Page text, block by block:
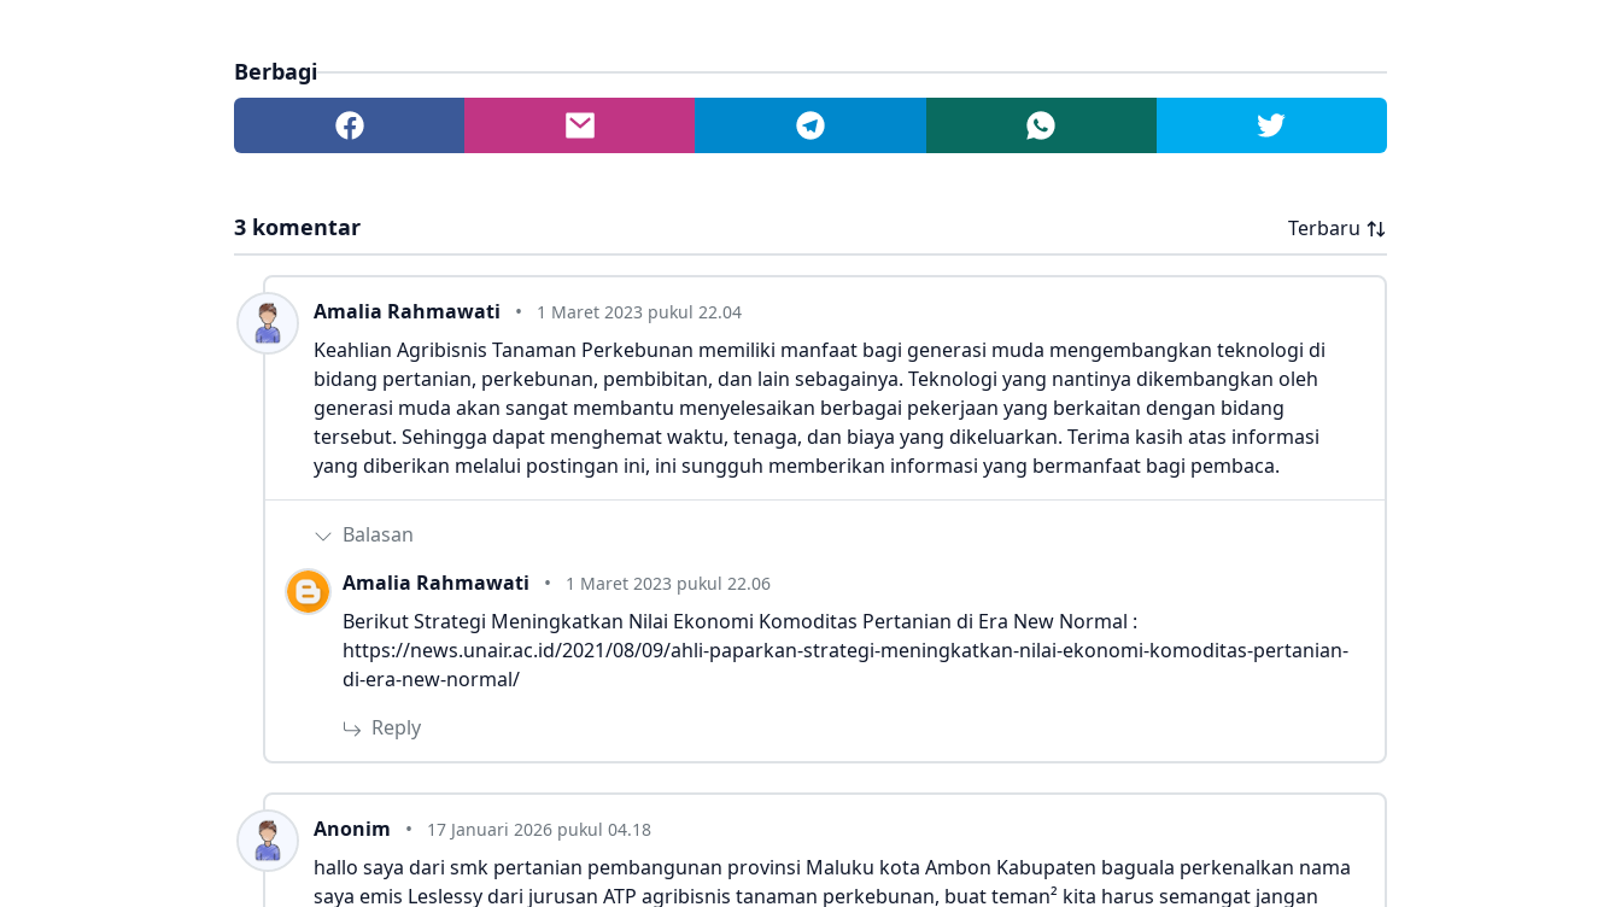
Berbagi
3 komentar Terbaru
Amalia Rahmawati 1 Maret 2023 pukul 22.04
Keahlian Agribisnis Tanaman Perkebunan memiliki manfaat bagi generasi muda mengembangkan teknologi di
bidang pertanian, perkebunan, pembibitan, dan lain sebagainya. Teknologi yang nantinya dikembangkan oleh
generasi muda akan sangat membantu menyelesaikan berbagai pekerjaan yang berkaitan dengan bidang
tersebut. Sehingga dapat menghemat waktu, tenaga, dan biaya yang dikeluarkan. Terima kasih atas informasi
yang diberikan melalui postingan ini, ini sungguh memberikan informasi yang bermanfaat bagi pembaca.
Balasan
Amalia Rahmawati
1 Maret 2023 pukul 22.06
Berikut Strategi Meningkatkan Nilai Ekonomi Komoditas Pertanian di Era New Normal :
https://news.unair.ac.id/2021/08/09/ahli-paparkan-strategi-meningkatkan-nilai-ekonomi-komoditas-pertanian-
di-era-new-normal/
Reply
Anonim 17 Januari 2026 pukul 04.18
hallo saya dari smk pertanian pembangunan provinsi Maluku kota Ambon Kabupaten baguala perkenalkan nama
saya emis Leslessy dari jurusan ATP agribisnis tanaman perkebunan, buat teman² kita harus semangat jangan